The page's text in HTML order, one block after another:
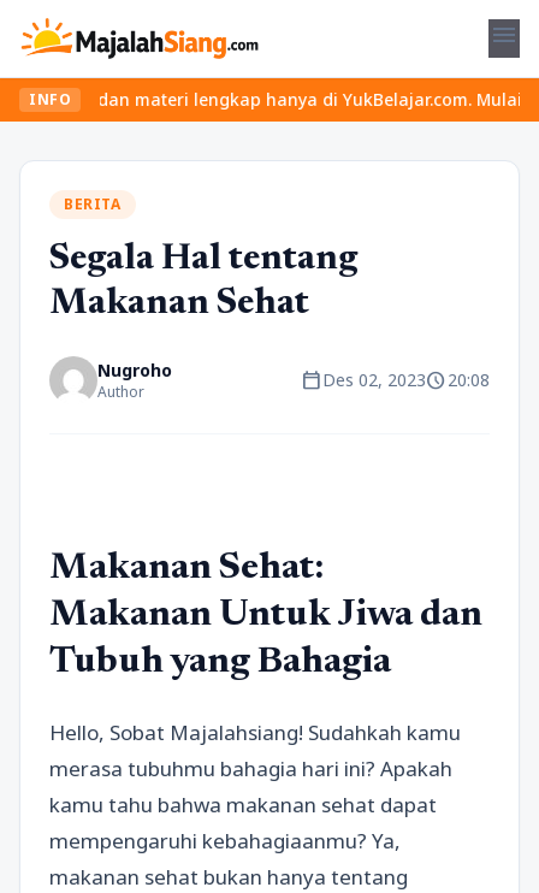
menu
INFOmateri lengkap hanya di YukBelajar.com. Mulai langkah
BERITA
Segala Hal tentang
Makanan Sehat
Nugroho
Author calendar_todayDes 02, 2023schedule20:08
Makanan Sehat:
Makanan Untuk Jiwa dan
Tubuh yang Bahagia
Hello, Sobat Majalahsiang! Sudahkah kamu
merasa tubuhmu bahagia hari ini? Apakah
kamu tahu bahwa makanan sehat dapat
mempengaruhi kebahagiaanmu? Ya,
makanan sehat bukan hanya tentang